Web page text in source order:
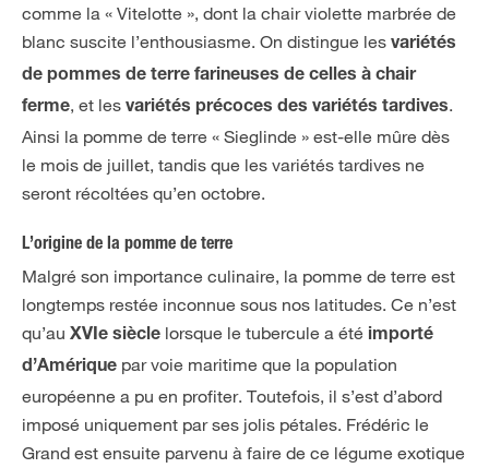
comme la « Vitelotte », dont la chair violette marbrée de
blanc suscite l’enthousiasme. On distingue les variétés
de pommes de terre farineuses de celles à chair
ferme, et les variétés précoces des variétés tardives.
Ainsi la pomme de terre « Sieglinde » est-elle mûre dès
le mois de juillet, tandis que les variétés tardives ne
seront récoltées qu’en octobre.
L’origine de la pomme de terre
Malgré son importance culinaire, la pomme de terre est
longtemps restée inconnue sous nos latitudes. Ce n’est
qu’au XVIe siècle lorsque le tubercule a été importé
d’Amérique par voie maritime que la population
européenne a pu en profiter. Toutefois, il s’est d’abord
imposé uniquement par ses jolis pétales. Frédéric le
Grand est ensuite parvenu à faire de ce légume exotique